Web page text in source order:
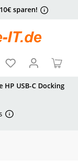
sparen!
USB-C Docking